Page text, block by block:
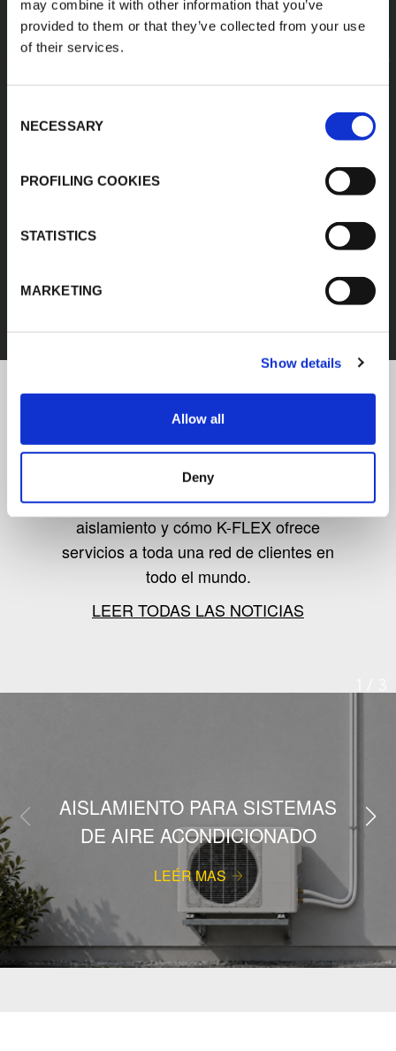
may combine it with other information that you’ve
provided to them or that they’ve collected from your use
of their services.
Selection
NECESSARY
PROFILING COOKIES
STATISTICS
MARKETING
Show details
Allow all
Deny
NOTICIAS DE K-FLEX
Siga las noticias de las novedades de
los productos, el mercado del
aislamiento y cómo K-FLEX ofrece
servicios a toda una red de clientes en
todo el mundo.
LEER TODAS LAS NOTICIAS
AISLAMIENTO PARA SISTEMAS
DE AIRE ACONDICIONADO
LEÉR MAS